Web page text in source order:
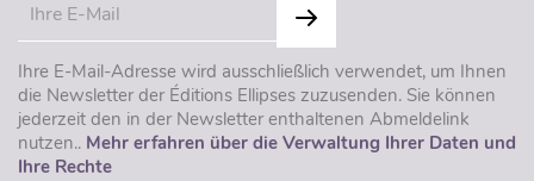
Ihre E-Mail-Adresse wird ausschließlich verwendet, um Ihnen
die Newsletter der Éditions Ellipses zuzusenden. Sie können
jederzeit den in der Newsletter enthaltenen Abmeldelink
nutzen.. Mehr erfahren über die Verwaltung Ihrer Daten und
Ihre Rechte